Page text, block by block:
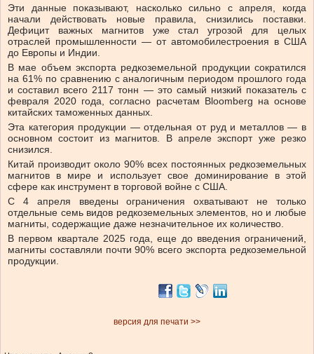
Эти данные показывают, насколько сильно с апреля, когда
начали действовать новые правила, снизились поставки.
Дефицит важных магнитов уже стал угрозой для целых
отраслей промышленности — от автомобилестроения в США
до Европы и Индии.
В мае объем экспорта редкоземельной продукции сократился
на 61% по сравнению с аналогичным периодом прошлого года
и составил всего 2117 тонн — это самый низкий показатель с
февраля 2020 года, согласно расчетам Bloomberg на основе
китайских таможенных данных.
Эта категория продукции — отдельная от руд и металлов — в
основном состоит из магнитов. В апреле экспорт уже резко
снизился.
Китай производит около 90% всех постоянных редкоземельных
магнитов в мире и использует свое доминирование в этой
сфере как инструмент в торговой войне с США.
С 4 апреля введены ограничения охватывают не только
отдельные семь видов редкоземельных элементов, но и любые
магниты, содержащие даже незначительное их количество.
В первом квартале 2025 года, еще до введения ограничений,
магниты составляли почти 90% всего экспорта редкоземельной
продукции.
версия для печати >>